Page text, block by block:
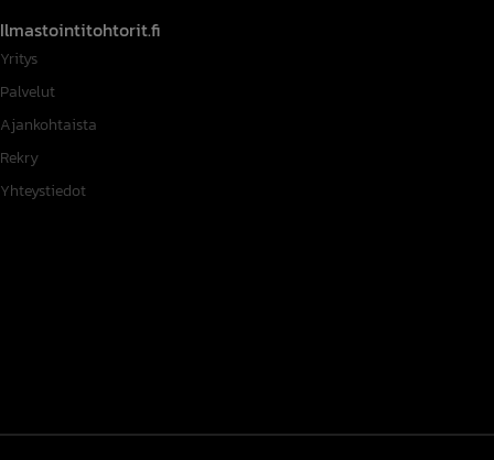
Ilmastointitohtorit.fi
Yritys
Palvelut
Ajankohtaista
Rekry
Yhteystiedot